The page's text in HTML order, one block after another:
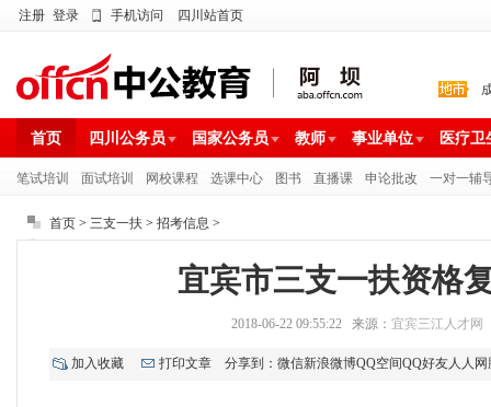
注册 登录 手机访问 四川站首页
首页 四川公务员 国家公务员 教师 事业单位 医疗卫
笔试培训 面试培训 网校课程 选课中心 图书 直播课 申论批改 一对一辅
首页 > 三支一扶 > 招考信息 >
宜宾市三支一扶资格
2018-06-22 09:55:22 来源： 宜宾三江人才网
加入收藏 打印文章 分享到： 微信新浪微博QQ空间QQ好友人人网